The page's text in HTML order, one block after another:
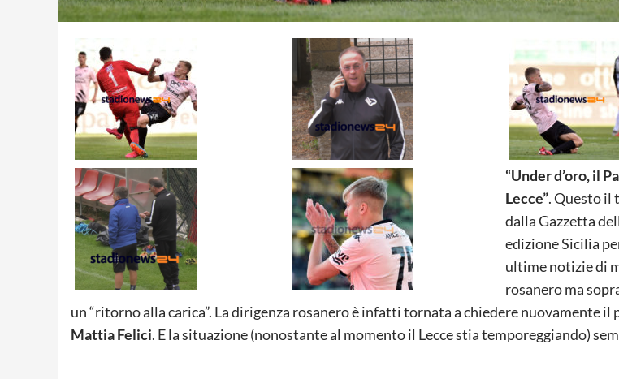
“Under d’oro, il
Lecce”. Questo il
dalla Gazzetta
edizione Sicilia
ultime notizie di
rosanero ma
un “ritorno alla carica”. La dirigenza rosanero è infatti tornata a chiedere nuovamente il
Mattia Felici. E la situazione (nonostante al momento il Lecce stia temporeggiando)